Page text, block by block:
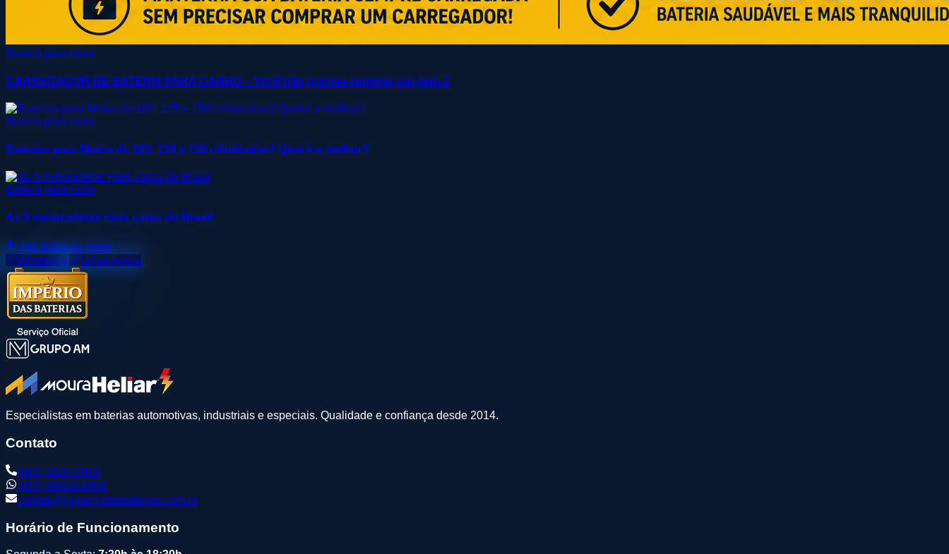
Bateria para moto
CARREGADOR DE BATERIA PARA CARRO – Você não precisa comprar um nem 2
Bateria para moto
Baterias para Motos de 100, 125 e 150 cilindradas? Qual é a melhor?
Bateria para moto
As 5 motocicletas mais caras do Brasil
Ver todos os posts
WhatsApp
Ligue Agora
Especialistas em baterias automotivas, industriais e especiais. Qualidade e confiança desde 2014.
Contato
(013) 3307-3918
(013) 99608-8408
contato@imperiodasbaterias.com.br
Horário de Funcionamento